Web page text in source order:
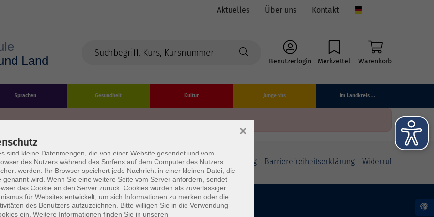
Aktuelles Über uns Kontakt
Benutzerlogin Merkzettel Warenkorb
Sprachen Gesundheit Kultur Junge vhs im Landkreis ...
Impressum Datenschutzerklärung AGB/Widerrufsbelehrung Barrierefreiheitserklärung Widerruf
sind kleine Datenmengen, die von einer Website gesendet und vom
des Nutzers während des Surfens auf dem Computer des Nutzers
werden. Ihr Browser speichert jede Nachricht in einer kleinen Datei, die
genannt wird. Wenn Sie eine weitere Seite vom Server anfordern, sendet
das Cookie an den Server zurück. Cookies wurden als zuverlässiger
für Websites entwickelt, um sich Informationen zu merken oder die
des Benutzers aufzuzeichnen. Bitte willigen Sie in die Verwendung
ein. Weitere Informationen finden Sie in unseren
×